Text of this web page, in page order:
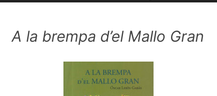
A la brempa d’el Mallo Gran